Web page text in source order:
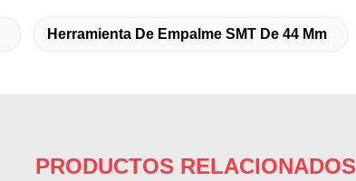
Herramienta De Empalme SMT De 44 Mm
PRODUCTOS RELACIONADOS